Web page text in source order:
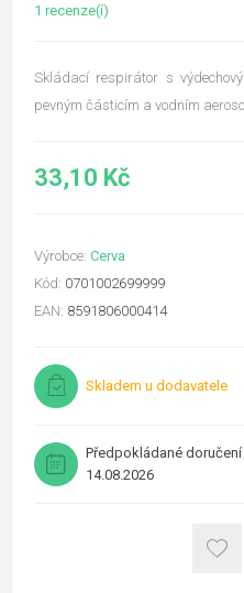
1 recenze(í)
Skládací respirátor s
pevným částicím a vodním
33,10 Kč
Výrobce: Cerva
Kód: 0701002699999
EAN: 8591806000414
Skladem u dodavatele
Předpokládané doručení
14.08.2026